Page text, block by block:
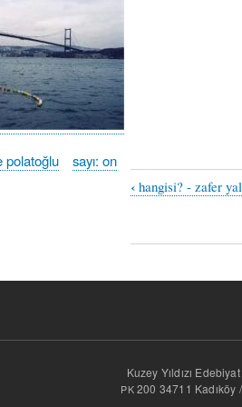
polatoğlu sayı: on
‹ hangisi? - zafer
Kuzey Yıldızı
PK200 34711 Kadıköy